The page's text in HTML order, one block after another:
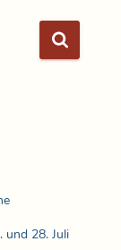
und 28. Juli